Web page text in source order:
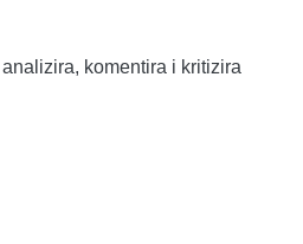
komentira i kritizira